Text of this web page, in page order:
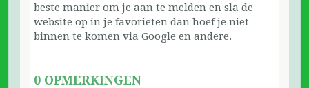
beste manier om je aan te melden en sla de
website op in je favorieten dan hoef je niet
binnen te komen via Google en andere.
0 OPMERKINGEN